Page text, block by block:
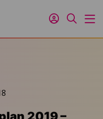
Inloggen
Zoeken